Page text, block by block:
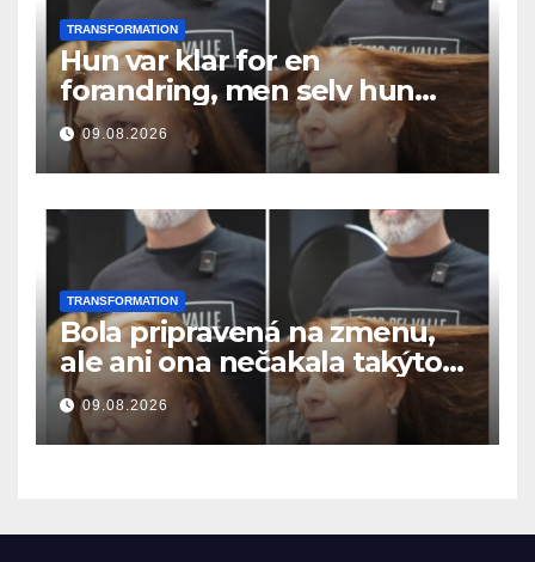
TRANSFORMATION
Hun var klar for en
forandring, men selv hun
hadde ikke forventet dette
resultatet
09.08.2026
TRANSFORMATION
Bola pripravená na zmenu,
ale ani ona nečakala takýto
výsledok
09.08.2026